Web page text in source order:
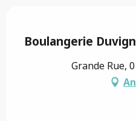
Boulangerie
Grande Rue,